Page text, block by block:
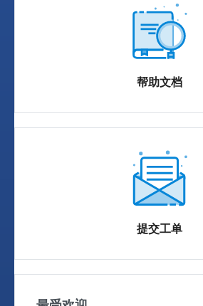
帮助文档
提交工单